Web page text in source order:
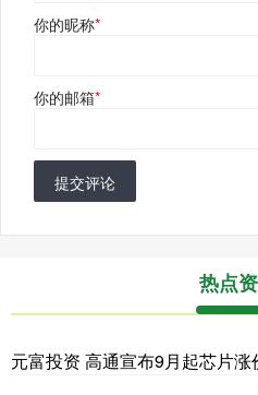
你的昵称*
你的邮箱*
提交评论
热点
元富投资 高通宣布9月起芯片